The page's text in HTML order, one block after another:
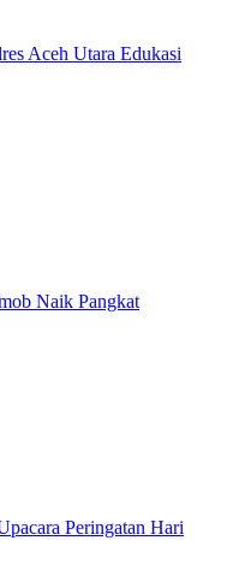
Aceh Utara Edukasi
Naik Pangkat
Peringatan Hari